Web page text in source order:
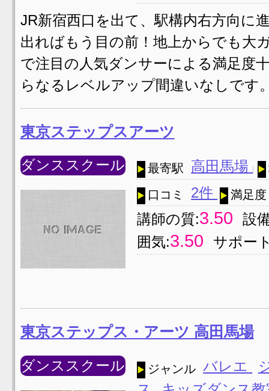
JR新宿西口を出て、駅構内右方向に
出ればもう目の前！地上からでも大
で注目の人気ダンサーによる満足度
らなるレベルアップ間違いなしで
東京ステップスアーツ
ダンススクール 最寄駅 高田馬場
口コミ 2件 満足度
講師の質:3.50
設
囲気:3.50 サポー
東京ステップス・アーツ 高田馬場
ダンススクール ジャンル バレエ